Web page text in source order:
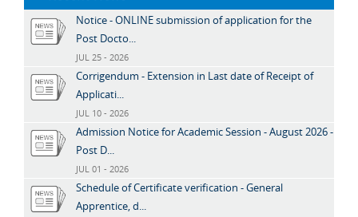
Notice - ONLINE submission of application for the
Post Docto...
JUL 25 - 2026
Corrigendum - Extension in Last date of Receipt of
Applicati...
JUL 10 - 2026
Admission Notice for Academic Session - August 2026 -
Post D...
JUL 01 - 2026
Schedule of Certificate verification - General
Apprentice, d...